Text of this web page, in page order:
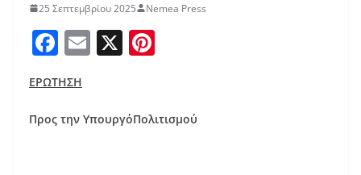
25 Σεπτεμβρίου 2025 Nemea Press
F
c
e
E
l
X
e
ΕΡΩΤΗΣΗ
Προς την ΥπουργόΠολιτισμού